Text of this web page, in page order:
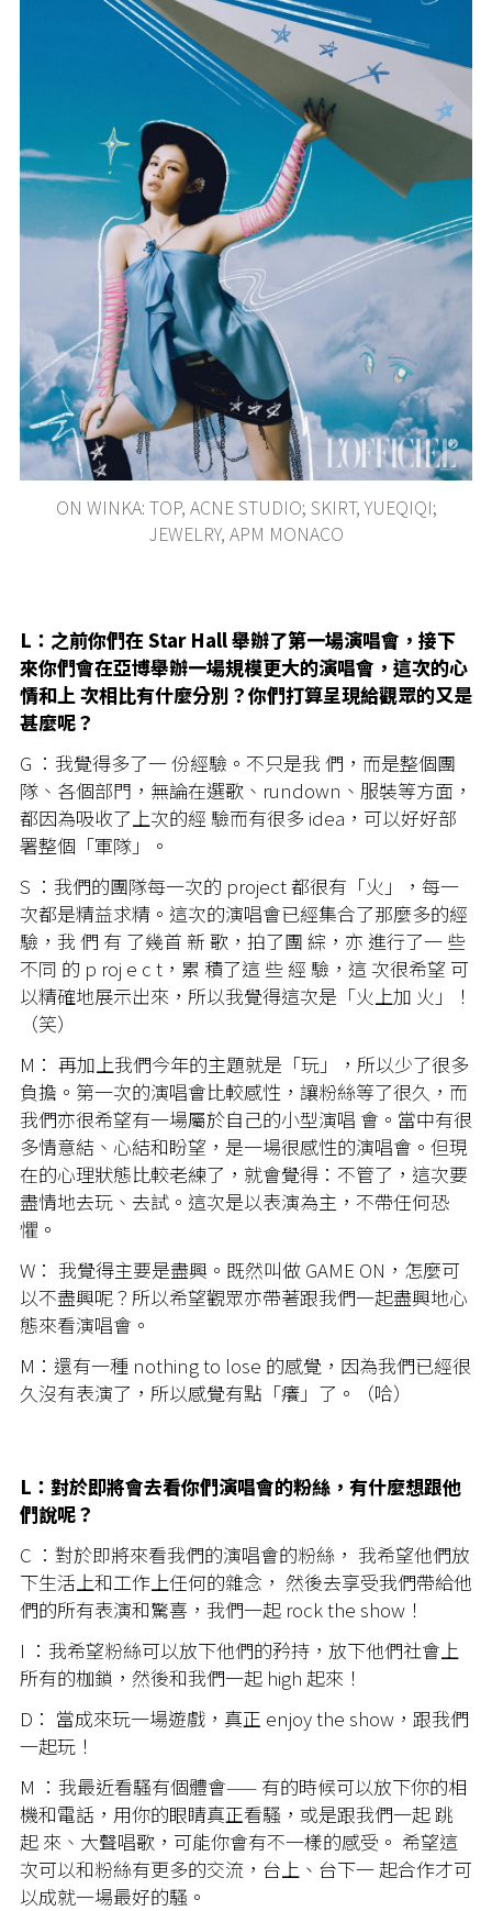
ON WINKA: TOP, ACNE STUDIO; SKIRT, YUEQIQI;
JEWELRY, APM MONACO
L：之前你們在 Star Hall 舉辦了第一場演唱會，接下
來你們會在亞博舉辦一場規模更大的演唱會，這次的心
情和上 次相比有什麼分別？你們打算呈現給觀眾的又是
甚麼呢？
G ：我覺得多了一 份經驗。不只是我 們，而是整個團
隊、各個部門，無論在選歌、rundown、服裝等方面，
都因為吸收了上次的經 驗而有很多 idea，可以好好部
署整個「軍隊」。
S ：我們的團隊每一次的 project 都很有「火」，每一
次都是精益求精。這次的演唱會已經集合了那麼多的經
驗，我 們 有 了幾首 新 歌，拍了團 綜，亦 進行了一 些
不同 的 p roj e c t，累 積了這 些 經 驗，這 次很希望 可
以精確地展示出來，所以我覺得這次是「火上加 火」！
（笑）
M： 再加上我們今年的主題就是「玩」，所以少了很多
負擔。第一次的演唱會比較感性，讓粉絲等了很久，而
我們亦很希望有一場屬於自己的小型演唱 會。當中有很
多情意結、心結和盼望，是一場很感性的演唱會。但現
在的心理狀態比較老練了，就會覺得：不管了，這次要
盡情地去玩、去試。這次是以表演為主，不帶任何恐
懼。
W： 我覺得主要是盡興。既然叫做 GAME ON，怎麼可
以不盡興呢？所以希望觀眾亦帶著跟我們一起盡興地心
態來看演唱會。
M：還有一種 nothing to lose 的感覺，因為我們已經很
久沒有表演了，所以感覺有點「癢」了。（哈）
L：對於即將會去看你們演唱會的粉絲，有什麼想跟他
們說呢？
C ：對於即將來看我們的演唱會的粉絲， 我希望他們放
下生活上和工作上任何的雜念， 然後去享受我們帶給他
們的所有表演和驚喜，我們一起 rock the show！
I ：我希望粉絲可以放下他們的矜持，放下他們社會上
所有的枷鎖，然後和我們一起 high 起來！
D： 當成來玩一場遊戲，真正 enjoy the show，跟我們
一起玩！
M ：我最近看騷有個體會—— 有的時候可以放下你的相
機和電話，用你的眼睛真正看騷，或是跟我們一起 跳
起 來、大聲唱歌，可能你會有不一樣的感受。 希望這
次可以和粉絲有更多的交流，台上、台下一 起合作才可
以成就一場最好的騷。